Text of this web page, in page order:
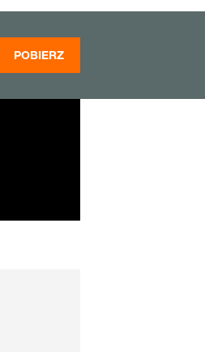
POBIERZ